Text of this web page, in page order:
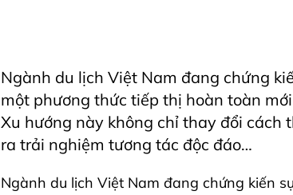
Ngành du lịch Việt Nam đang chứng
một phương thức tiếp thị hoàn toàn
Xu hướng này không chỉ thay đổi
ra trải nghiệm tương tác độc đáo…
Ngành du lịch Việt Nam đang chứng kiến